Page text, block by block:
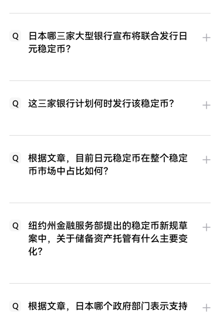
Q
日本哪三家大型银行宣布将联合发行日
元稳定币？
Q 这三家银行计划何时发行该稳定币？
Q
根据文章，目前日元稳定币在整个稳定
币市场中占比如何？
Q
纽约州金融服务部提出的稳定币新规草
案中，关于储备资产托管有什么主要变
化？
Q
根据文章，日本哪个政府部门表示支持